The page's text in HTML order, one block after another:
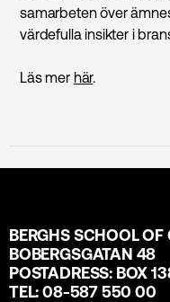
samarbeten över
värdefulla insikter i
Läs mer här.
BERGHS SCHOOL
BOBERGSGATAN 48
POSTADRESS: BOX
TEL: 08-587 550 00